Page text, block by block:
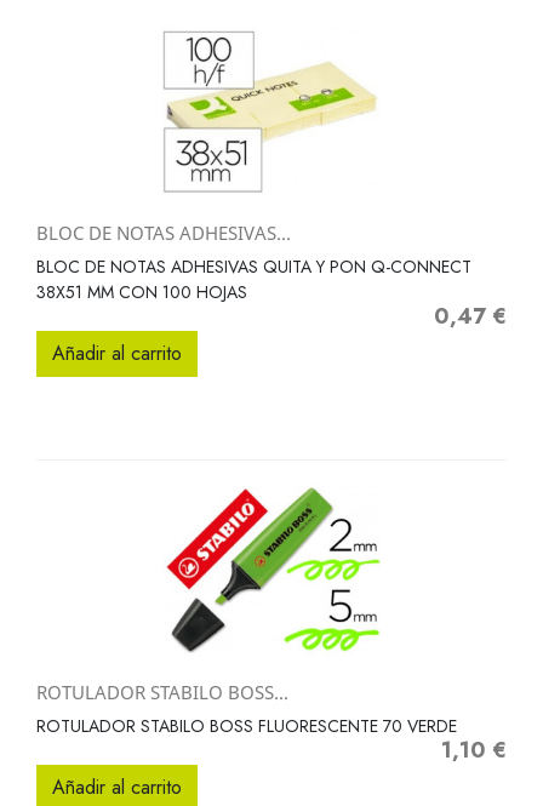
BLOC DE NOTAS ADHESIVAS...
BLOC DE NOTAS ADHESIVAS QUITA Y PON Q-CONNECT
38X51 MM CON 100 HOJAS
Precio
0,47 €
Añadir al carrito
ROTULADOR STABILO BOSS...
ROTULADOR STABILO BOSS FLUORESCENTE 70 VERDE
Precio
1,10 €
Añadir al carrito